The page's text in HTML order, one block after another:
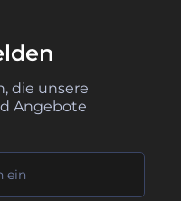
die unsere
Angebote